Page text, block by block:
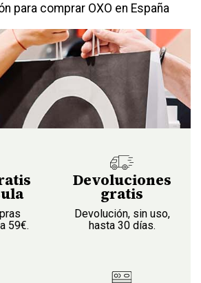
para comprar OXO en España
59€.
Devoluciones
gratis
Devolución, sin uso,
hasta 30 días.